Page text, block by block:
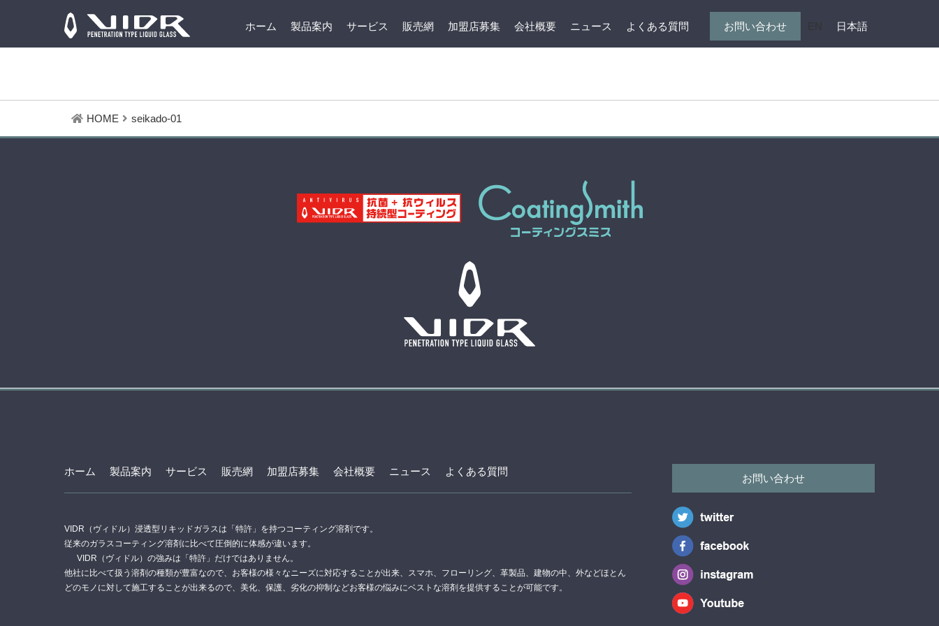
ホーム 製品案内 サービス 販売網 加盟店募集 会社概要 ニュース よくある質問 お問い合わせ 日本語
HOME seikado-01
ホーム 製品案内 サービス 販売網 加盟店募集 会社概要 ニュース よくある質問
VIDR（ヴィドル）浸透型リキッドガラスは「特許」を持つコーティング溶剤です。
従来のガラスコーティング溶剤に比べて圧倒的に体感が違います。
VIDR（ヴィドル）の強みは「特許」だけではありません。
他社に比べて扱う溶剤の種類が豊富なので、お客様の様々なニーズに対応することが出来、スマホ、フローリング、革製品、建物の中、外などほとん
どのモノに対して施工することが出来るので、美化、保護、劣化の抑制などお客様の悩みにベストな溶剤を提供することが可能です。
お問い合わせ